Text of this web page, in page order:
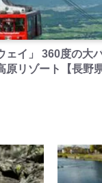
ェイ」 360度の大
リゾート【長野